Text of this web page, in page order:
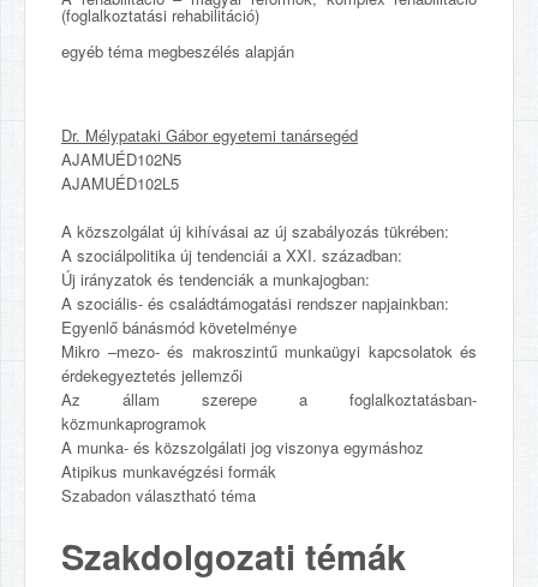
(foglalkoztatási rehabilitáció)
egyéb téma megbeszélés alapján
Dr. Mélypataki Gábor egyetemi tanársegéd
AJAMUÉD102N5
AJAMUÉD102L5
A közszolgálat új kihívásai az új szabályozás tükrében:
A szociálpolitika új tendenciái a XXI. században:
Új irányzatok és tendenciák a munkajogban:
A szociális- és családtámogatási rendszer napjainkban:
Egyenlő bánásmód követelménye
Mikro –mezo- és makroszintű munkaügyi kapcsolatok és
érdekegyeztetés jellemzői
Az állam szerepe a foglalkoztatásban-
közmunkaprogramok
A munka- és közszolgálati jog viszonya egymáshoz
Atipikus munkavégzési formák
Szabadon választható téma
Szakdolgozati témák